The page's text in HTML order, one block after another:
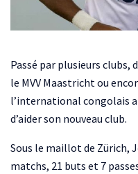
Passé par plusieurs clubs,
le MVV Maastricht ou
l’international congolais
d’aider son nouveau club.
Sous le maillot de Zürich,
matchs, 21 buts et 7